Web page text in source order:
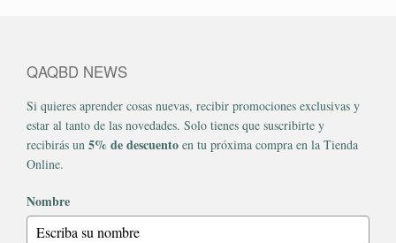
QAQBD NEWS
Si quieres aprender cosas nuevas, recibir promociones exclusivas y
estar al tanto de las novedades. Solo tienes que suscribirte y
recibirás un 5% de descuento en tu próxima compra en la Tienda
Online.
Nombre